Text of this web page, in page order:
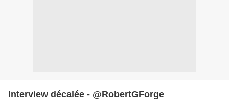
Interview décalée - @RobertGForge